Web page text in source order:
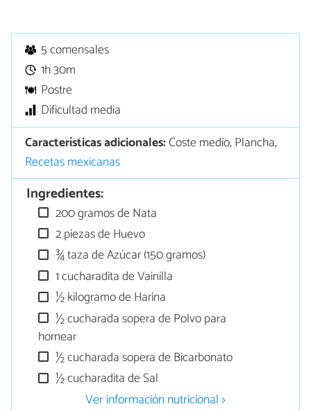
5 comensales
1h 30m
Postre
Dificultad media
Características adicionales:Coste medio, Plancha,
Recetas mexicanas
Ingredientes:
200 gramos de Nata
2 piezas de Huevo
¾ taza de Azúcar (150 gramos)
1 cucharadita de Vainilla
½ kilogramo de Harina
½ cucharada sopera de Polvo para
hornear
½ cucharada sopera de Bicarbonato
½ cucharadita de Sal
Ver información nutricional >